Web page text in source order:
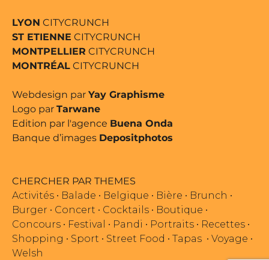
LYON CITYCRUNCH
ST ETIENNE CITYCRUNCH
MONTPELLIER CITYCRUNCH
MONTRÉAL CITYCRUNCH
Webdesign par Yay Graphisme
Logo par Tarwane
Edition par l'agence Buena Onda
Banque d’images Depositphotos
CHERCHER PAR THEMES
Activités • Balade • Belgique • Bière • Brunch •
Burger • Concert • Cocktails • Boutique •
Concours • Festival • Pandi • Portraits • Recettes •
Shopping • Sport • Street Food • Tapas • Voyage •
Welsh